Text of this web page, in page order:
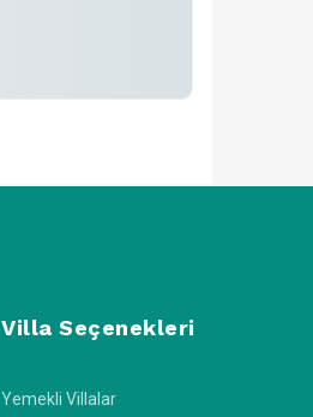
Villa Seçenekleri
Yemekli Villalar